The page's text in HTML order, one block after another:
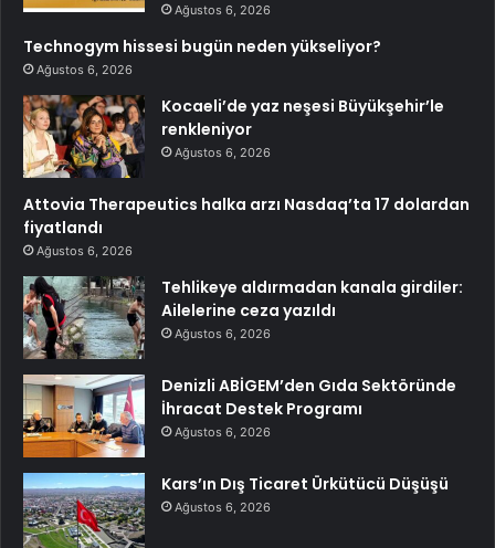
Ağustos 6, 2026
Technogym hissesi bugün neden yükseliyor?
Ağustos 6, 2026
Kocaeli’de yaz neşesi Büyükşehir’le
renkleniyor
Ağustos 6, 2026
Attovia Therapeutics halka arzı Nasdaq’ta 17 dolardan
fiyatlandı
Ağustos 6, 2026
Tehlikeye aldırmadan kanala girdiler:
Ailelerine ceza yazıldı
Ağustos 6, 2026
Denizli ABİGEM’den Gıda Sektöründe
İhracat Destek Programı
Ağustos 6, 2026
Kars’ın Dış Ticaret Ürkütücü Düşüşü
Ağustos 6, 2026